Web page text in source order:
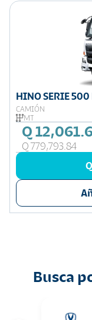
HINO SERIE 500
4
CAMIÓN
MT
Q
Q 779,793.84
Busca